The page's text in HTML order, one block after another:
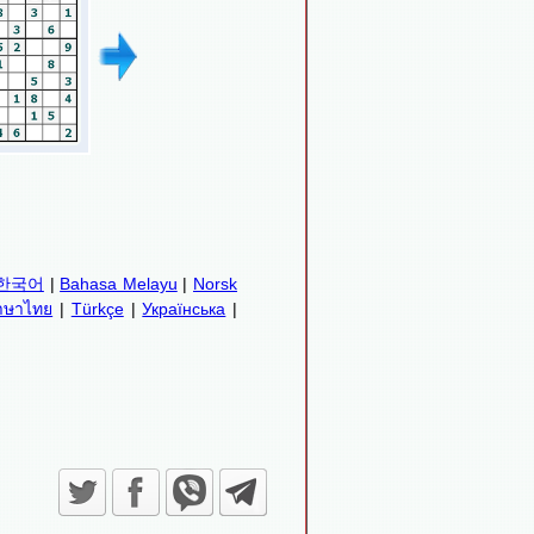
국어 | Bahasa Melayu | Norsk
าไทย | Türkçe|Українська |